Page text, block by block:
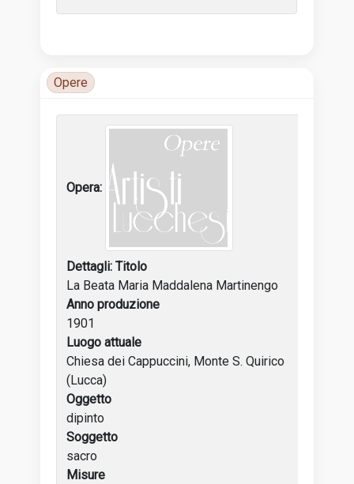
Opere
Luoghi di attività
Titolo
La Beata Maria Maddalena Martinengo
Anno produzione
1901
Luogo attuale
Chiesa dei Cappuccini, Monte S. Quirico
(Lucca)
Oggetto
dipinto
Soggetto
sacro
Misure